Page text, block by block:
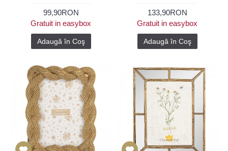
99,90RON
Gratuit in easybox
Adaugă în Coş
133,90RON
Gratuit in easybox
Adaugă în Coş